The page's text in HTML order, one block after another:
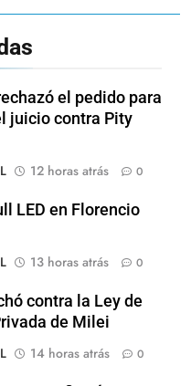
el pedido para
juicio contra Pity
12 horas atrás 0
LED en Florencio
13 horas atrás 0
contra la Ley de
de Milei
14 horas atrás 0